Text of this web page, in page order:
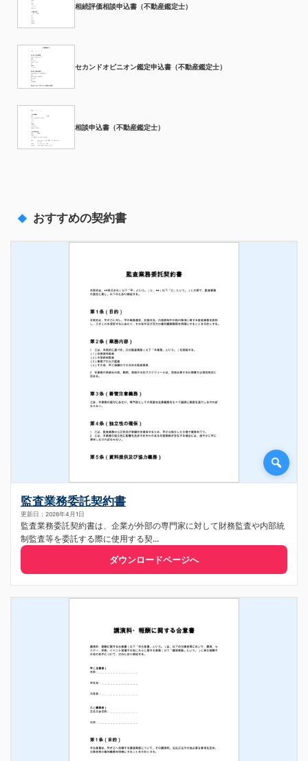
相続評価相談申込書（不動産鑑定士）
セカンドオピニオン鑑定申込書（不動産鑑定士）
相談申込書（不動産鑑定士）
おすすめの契約書
監査業務委託契約書
更新日：2026年4月1日
監査業務委託契約書は、企業が外部の専門家に対して財務監査や内部統
制監査等を委託する際に使用する契...
ダウンロードページへ